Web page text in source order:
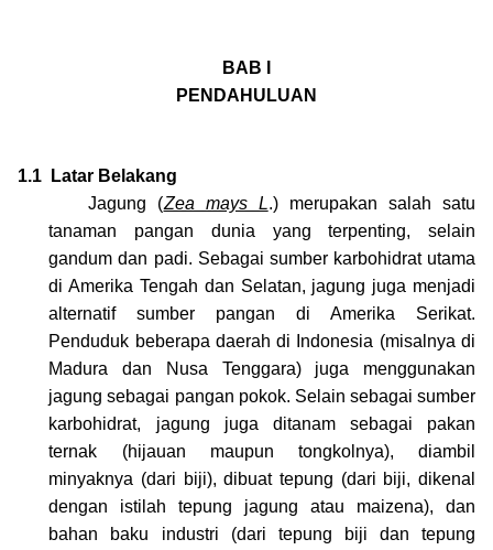
BAB I
PENDAHULUAN
1.1
Latar Belakang
Jagung (Zea mays L.) merupakan salah satu
tanaman pangan dunia yang terpenting, selain
gandum dan padi. Sebagai sumber karbohidrat utama
di Amerika Tengah dan Selatan, jagung juga menjadi
alternatif sumber pangan di Amerika Serikat.
Penduduk beberapa daerah di Indonesia (misalnya di
Madura dan Nusa Tenggara) juga menggunakan
jagung sebagai pangan pokok. Selain sebagai sumber
karbohidrat, jagung juga ditanam sebagai pakan
ternak (hijauan maupun tongkolnya), diambil
minyaknya (dari biji), dibuat tepung (dari biji, dikenal
dengan istilah tepung jagung atau maizena), dan
bahan baku industri (dari tepung biji dan tepung